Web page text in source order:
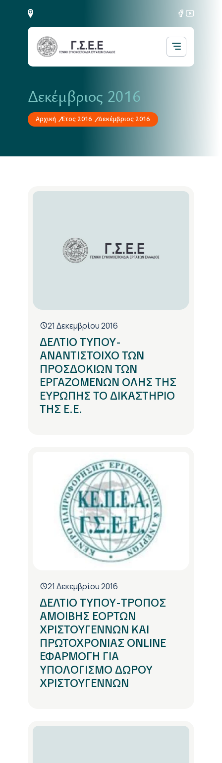
Δεκέμβριος 2016
Αρχική Έτος 2016 Δεκέμβριος 2016
21 Δεκεμβρίου 2016
ΔΕΛΤΙΟ ΤΥΠΟΥ-
ΑΝΑΝΤΙΣΤΟΙΧΟ ΤΩΝ
ΠΡΟΣΔΟΚΙΩΝ ΤΩΝ
ΕΡΓΑΖΟΜΕΝΩΝ ΟΛΗΣ ΤΗΣ
ΕΥΡΩΠΗΣ ΤΟ ΔΙΚΑΣΤΗΡΙΟ
ΤΗΣ Ε.Ε.
21 Δεκεμβρίου 2016
ΔΕΛΤΙΟ ΤΥΠΟΥ-ΤΡΟΠΟΣ
ΑΜΟΙΒΗΣ ΕΟΡΤΩΝ
ΧΡΙΣΤΟΥΓΕΝΝΩΝ ΚΑΙ
ΠΡΩΤΟΧΡΟΝΙΑΣ ONLINE
ΕΦΑΡΜΟΓΗ ΓΙΑ
ΥΠΟΛΟΓΙΣΜΟ ΔΩΡΟΥ
ΧΡΙΣΤΟΥΓΕΝΝΩΝ